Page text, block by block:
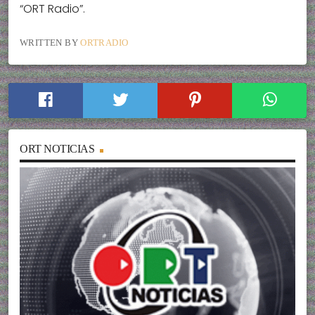
“ORT Radio”.
WRITTEN BYORTRADIO
ORT NOTICIAS